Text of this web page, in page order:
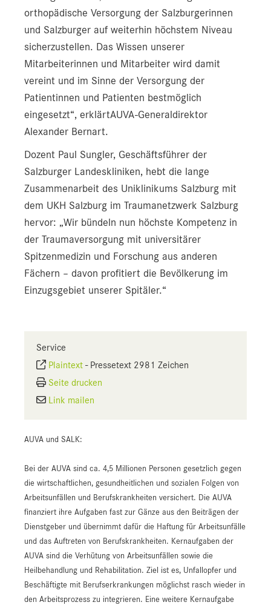
orthopädische Versorgung der Salzburgerinnen
und Salzburger auf weiterhin höchstem Niveau
sicherzustellen. Das Wissen unserer
Mitarbeiterinnen und Mitarbeiter wird damit
vereint und im Sinne der Versorgung der
Patientinnen und Patienten bestmöglich
eingesetzt“, erklärtAUVA-Generaldirektor
Alexander Bernart.
Dozent Paul Sungler, Geschäftsführer der
Salzburger Landeskliniken, hebt die lange
Zusammenarbeit des Uniklinikums Salzburg mit
dem UKH Salzburg im Traumanetzwerk Salzburg
hervor: „Wir bündeln nun höchste Kompetenz in
der Traumaversorgung mit universitärer
Spitzenmedizin und Forschung aus anderen
Fächern – davon profitiert die Bevölkerung im
Einzugsgebiet unserer Spitäler.“
Service
Plaintext - Pressetext 2981 Zeichen
Seite drucken
Link mailen
AUVA und SALK:
Bei der AUVA sind ca. 4,5 Millionen Personen gesetzlich gegen
die wirtschaftlichen, gesundheitlichen und sozialen Folgen von
Arbeitsunfällen und Berufskrankheiten versichert. Die AUVA
finanziert ihre Aufgaben fast zur Gänze aus den Beiträgen der
Dienstgeber und übernimmt dafür die Haftung für Arbeitsunfälle
und das Auftreten von Berufskrankheiten. Kernaufgaben der
AUVA sind die Verhütung von Arbeitsunfällen sowie die
Heilbehandlung und Rehabilitation. Ziel ist es, Unfallopfer und
Beschäftigte mit Berufserkrankungen möglichst rasch wieder in
den Arbeitsprozess zu integrieren. Eine weitere Kernaufgabe